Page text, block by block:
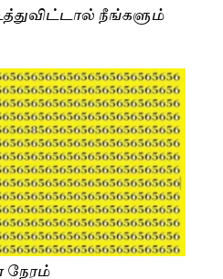
நீங்களும்